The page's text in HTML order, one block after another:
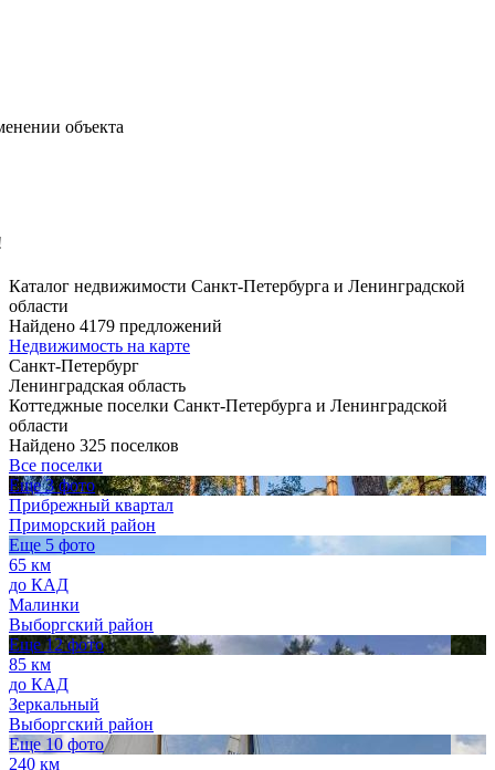
объекта
Каталог недвижимости Санкт-Петербурга и Ленинградской
области
Найдено 4179 предложений
Недвижимость на карте
Санкт-Петербург
Ленинградская область
Коттеджные поселки Санкт-Петербурга и Ленинградской
области
Найдено 325 поселков
Все поселки
Еще 3 фото
Прибрежный квартал
Приморский район
Еще 5 фото
65 км
до КАД
Малинки
Выборгский район
Еще 12 фото
85 км
до КАД
Зеркальный
Выборгский район
Еще 10 фото
240 км